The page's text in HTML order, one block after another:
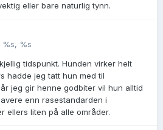
eller bare naturlig tynn.
%s, %s
tidspunkt. Hunden virker helt
hadde jeg tatt hun med til
jeg gir henne godbiter vil hun alltid
enn rasestandarden i
ellers liten på alle områder.